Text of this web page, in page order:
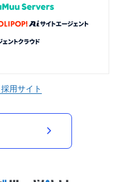
採用サイト